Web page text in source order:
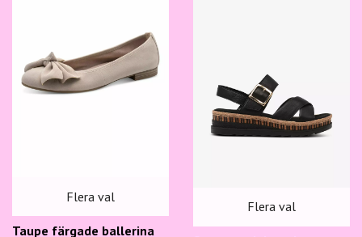
Flera val
Taupe färgade ballerina
Flera val